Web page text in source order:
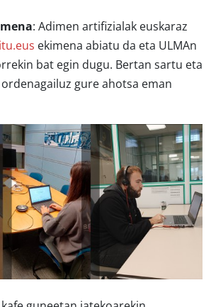
: Adimen artifizialak euskaraz
ekimena abiatu da eta ULMAn
bat egin dugu. Bertan sartu eta
gure ahotsa eman